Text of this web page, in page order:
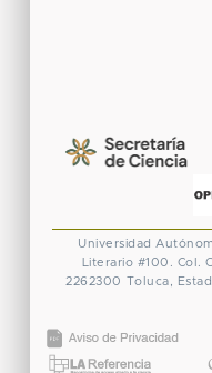
Universidad
Literario #100. Col.
2262300 Toluca,